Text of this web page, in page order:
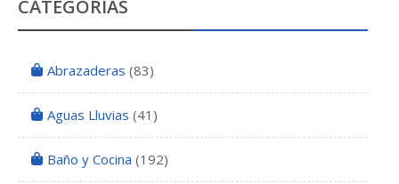
CATEGORÍAS
Abrazaderas (83)
Aguas Lluvias (41)
Baño y Cocina (192)